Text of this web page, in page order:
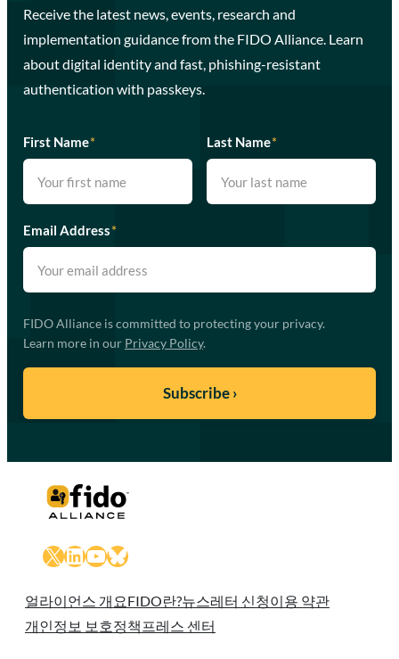
Receive the latest news, events, research and
implementation guidance from the FIDO Alliance. Learn
about digital identity and fast, phishing-resistant
authentication with passkeys.
First Name* Last Name*
Email Address*
FIDO Alliance is committed to protecting your privacy.
Learn more in our Privacy Policy.
X LinkedIn
YouTube
Bluesky
얼라이언스 개요FIDO란?뉴스레터 신청이용 약관
개인정보 보호정책 프레스 센터